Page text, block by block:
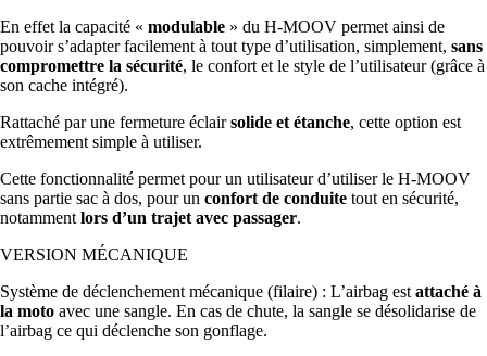
En effet la capacité « modulable » du H-MOOV permet ainsi de
pouvoir s’adapter facilement à tout type d’utilisation, simplement, sans
compromettre la sécurité, le confort et le style de l’utilisateur (grâce à
son cache intégré).
Rattaché par une fermeture éclair solide et étanche, cette option est
extrêmement simple à utiliser.
Cette fonctionnalité permet pour un utilisateur d’utiliser le H-MOOV
sans partie sac à dos, pour un confort de conduite tout en sécurité,
notamment lors d’un trajet avec passager.
VERSION MÉCANIQUE
Système de déclenchement mécanique (filaire) : L’airbag est attaché à
la moto avec une sangle. En cas de chute, la sangle se désolidarise de
l’airbag ce qui déclenche son gonflage.